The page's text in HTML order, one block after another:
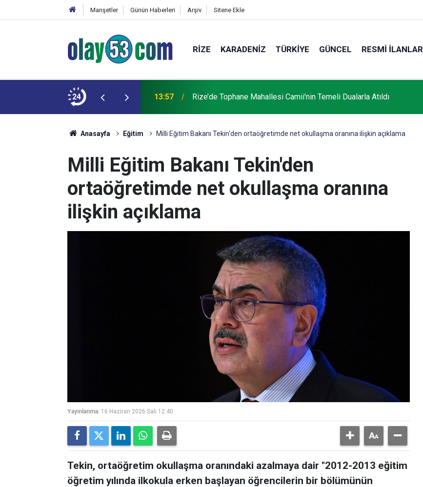
Manşetler Günün Haberleri Arşiv Sitene Ekle
RIZE KARADENIZ TÜRKIYE GÜNCEL RESMI İLANLAR
24
alınamayan vatandaşın kazada hayatını
13:57 Rize’de Tophane Mahallesi Camii'nin Temeli Dualarla Atıldı
Anasayfa Eğitim Milli Eğitim Bakanı Tekin'den ortaöğretimde net okullaşma oranına ilişkin açıklama
Milli Eğitim Bakanı Tekin'den
ortaöğretimde net okullaşma oranına
ilişkin açıklama
Yayınlanma: 16 Haziran 2026 Salı 12:40
Tekin, ortaöğretim okullaşma oranındaki azalmaya dair "2012-2013 eğitim
öğretim yılında ilkokula erken başlayan öğrencilerin bir bölümünün